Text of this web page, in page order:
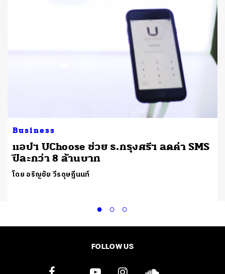
Business
แอปฯ UChoose ช่วย ธ.กรุงศรีฯ ลดค่า SMS
ปีละกว่า 8 ล้านบาท
โดย อริญชัย วีรดุษฎีนนท์
FOLLOW US